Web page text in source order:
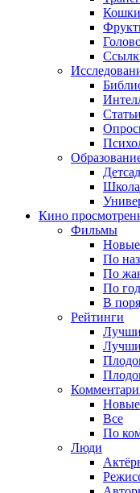
Кошки
Детсад
Школа
Кино
Фильмы
Новые
По
По
По
В
Рейтинги
Новые
Все
По
Люди